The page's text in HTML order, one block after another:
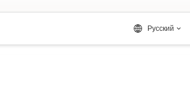
Русский